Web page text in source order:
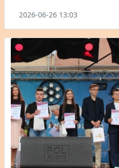
2026-06-26 13:03